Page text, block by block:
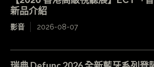
新品介紹
影音 2026-08-07